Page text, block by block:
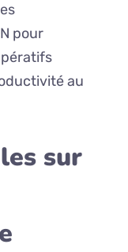
pour
au
sur